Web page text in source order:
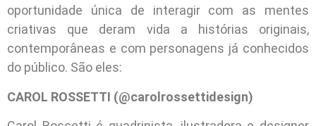
oportunidade única de interagir com as mentes
criativas que deram vida a histórias originais,
contemporâneas e com personagens já conhecidos
do público. São eles:
CAROL ROSSETTI (@carolrossettidesign)